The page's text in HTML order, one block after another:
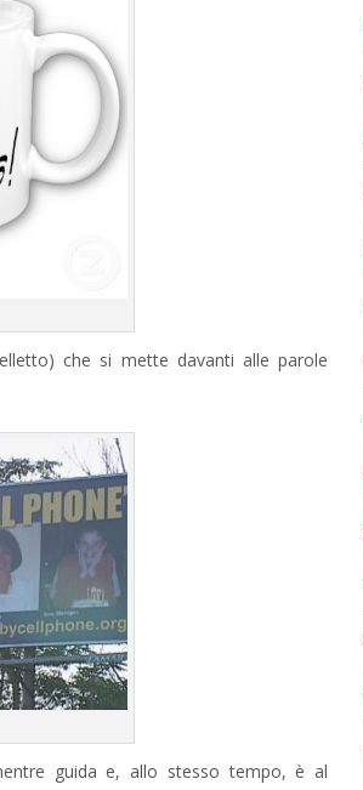
che si mette davanti alle parole
guida e, allo stesso tempo, è al